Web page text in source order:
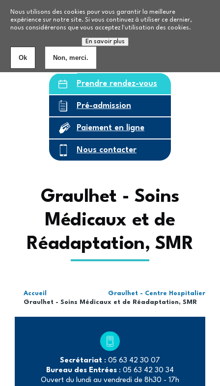
Nous utilisons des cookies pour vous garantir la meilleure
expérience sur notre site. Si vous continuez à utiliser ce dernier,
nous considérerons que vous acceptez l'utilisation des cookies.
En savoir plus
Ok Non, merci.
Nos formations
Personnes âgées8
Prendre rendez-vous
Pré-admission
Paiement en ligne
Nous contacter
Graulhet - Soins
Médicaux et de
Réadaptation, SMR
Fil
d'Ariane
Accueil
Graulhet - Centre Hospitalier
Graulhet - Soins Médicaux et de Réadaptation, SMR
Secrétariat : 05 63 42 30 07
Bureau des Entrées : 05 63 42 30 34
Ouvert du lundi au vendredi de 8h30 - 17h